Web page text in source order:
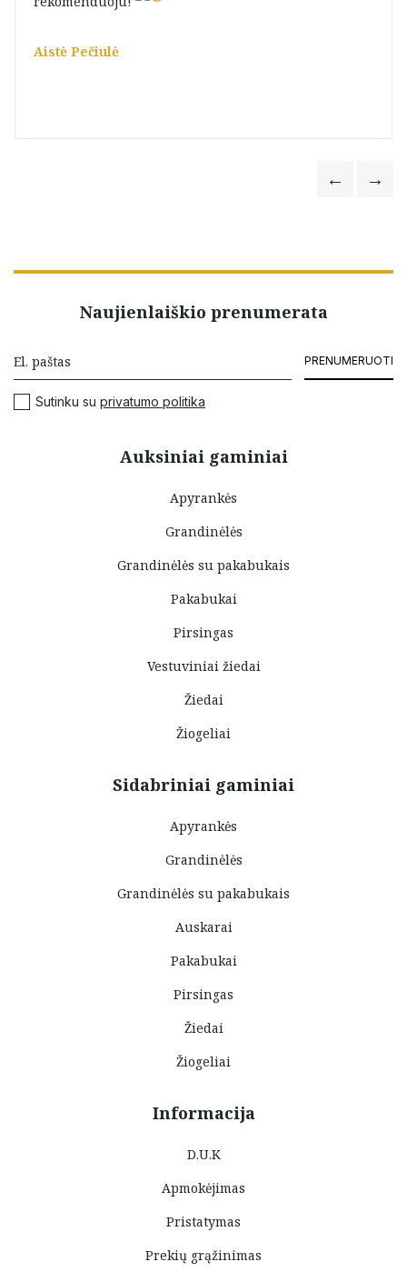
Aistė Pečiulė
Auksiniai gaminiai
Apyrankės
Grandinėlės
Grandinėlės su pakabukais
Pakabukai
Pirsingas
Vestuviniai žiedai
Žiedai
Žiogeliai
Sidabriniai gaminiai
Apyrankės
Grandinėlės
Grandinėlės su pakabukais
Auskarai
Pakabukai
Pirsingas
Žiedai
Žiogeliai
Informacija
D.U.K
Apmokėjimas
Pristatymas
Prekių grąžinimas
Naujienlaiškio prenumerata
PRENUMERUOTI
Sutinku su privatumo politika